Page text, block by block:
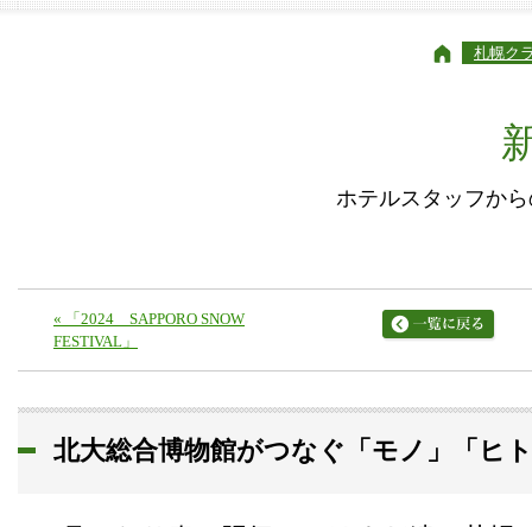
札幌ク
ホテルスタッフか
« 「2024 SAPPORO SNOW
FESTIVAL」
北大総合博物館がつなぐ「モノ」「ヒ